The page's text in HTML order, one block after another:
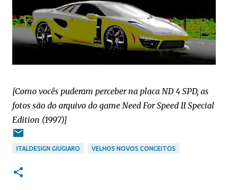
[Como vocês puderam perceber na placa ND 4 SPD, as
fotos são do arquivo do game Need For Speed II Special
Edition (1997)]
ITALDESIGN GIUGIARO VELHOS NOVOS CONCEITOS